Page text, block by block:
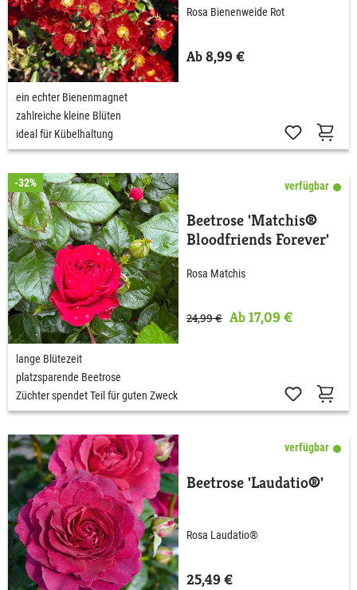
Rosa Bienenweide Rot
Ab 8,99 €
ein echter Bienenmagnet
zahlreiche kleine Blüten
ideal für Kübelhaltung
-32% verfügbar
Beetrose 'Matchis®
Bloodfriends Forever'
Rosa Matchis
24,99 € Ab 17,09 €
lange Blütezeit
platzsparende Beetrose
Züchter spendet Teil für guten Zweck
verfügbar
Beetrose 'Laudatio®'
Rosa Laudatio®
25,49 €